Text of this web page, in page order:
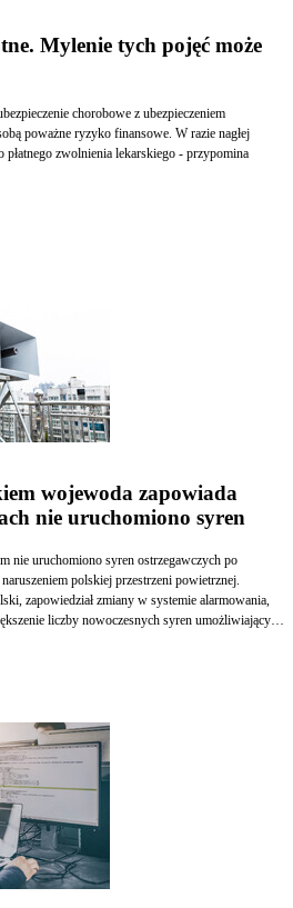
Mylenie tych pojęć może
chorobowe z ubezpieczeniem
poważne ryzyko finansowe. W razie nagłej
płatnego zwolnienia lekarskiego - przypomina
wojewoda zapowiada
nie uruchomiono syren
nie uruchomiono syren ostrzegawczych po
polskiej przestrzeni powietrznej.
zapowiedział zmiany w systemie alarmowania,
liczby nowoczesnych syren umożliwiających